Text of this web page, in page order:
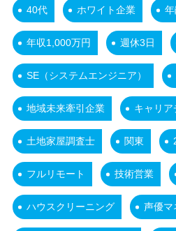
40代 ホワイト企業
年収1,000万円 週休3日
SE（システムエンジニア）
地域未来牽引企業 キャリア
土地家屋調査士 関東
フルリモート 技術営業
ハウスクリーニング 声優マ